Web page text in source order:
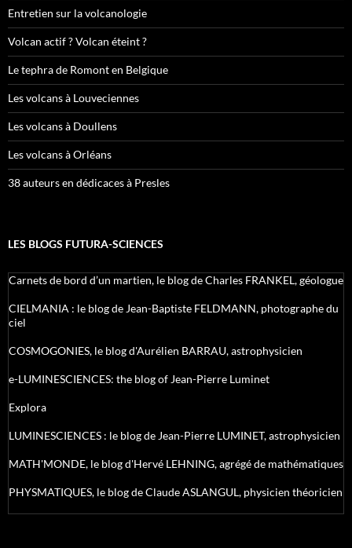
Entretien sur la volcanologie
Volcan actif ? Volcan éteint ?
Le tephra de Romont en Belgique
Les volcans à Louveciennes
Les volcans à Doullens
Les volcans à Orléans
38 auteurs en dédicaces à Presles
LES BLOGS FUTURA-SCIENCES
Carnets de bord d’un martien, le blog de Charles FRANKEL, géologue
CIELMANIA : le blog de Jean-Baptiste FELDMANN, photographe du
ciel
COSMOGONIES, le blog d'Aurélien BARRAU, astrophysicien
e-LUMINESCIENCES: the blog of Jean-Pierre Luminet
Explora
LUMINESCIENCES : le blog de Jean-Pierre LUMINET, astrophysicien
MATH'MONDE, le blog d'Hervé LEHNING, agrégé de mathématiques
PHYSMATIQUES, le blog de Claude ASLANGUL, physicien théoricien